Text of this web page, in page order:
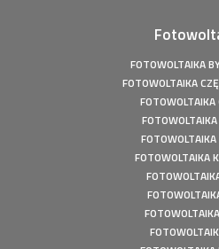
Fotowoltaika Hanuszów -
Fotowoltaika Biadki -
Fotowoltaika Stargard-
Fotowoltaika Uście - Instalacja
Fotowoltaika Wytowno -
Fotowoltaika z magazynem
FOTOWOLTAIKA
FOTOWOLTAIKA
FOTOWOLTAIKA
FOTOWOLTAIKA
FOTOWOLTAIKA